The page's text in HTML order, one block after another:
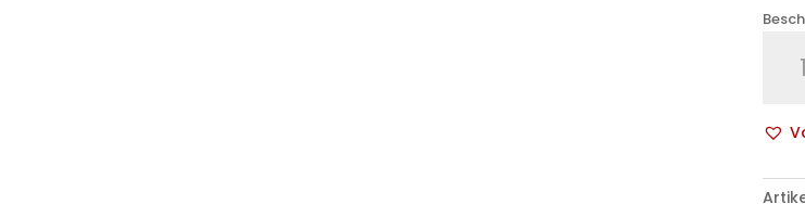
Ip30
l
t